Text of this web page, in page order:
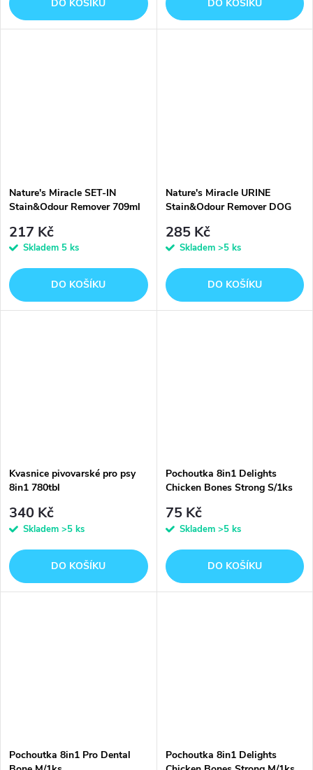
DO KOŠÍKU DO KOŠÍKU
Nature's Miracle SET-IN
Stain&Odour Remover 709ml
217 Kč
Skladem 5 ks
DO KOŠÍKU
Nature's Miracle URINE
Stain&Odour Remover DOG
285 Kč
Skladem >5 ks
DO KOŠÍKU
Kvasnice pivovarské pro psy
8in1 780tbl
340 Kč
Skladem >5 ks
DO KOŠÍKU
Pochoutka 8in1 Delights
Chicken Bones Strong S/1ks
75 Kč
Skladem >5 ks
DO KOŠÍKU
Pochoutka 8in1 Pro Dental
Pochoutka 8in1 Delights